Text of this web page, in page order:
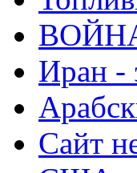
Иран -
Сайт